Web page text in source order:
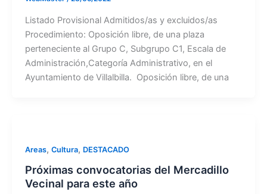
Listado Provisional Admitidos/as y excluidos/as
Procedimiento: Oposición libre, de una plaza
perteneciente al Grupo C, Subgrupo C1, Escala de
Administración,Categoría Administrativo, en el
Ayuntamiento de Villalbilla. Oposición libre, de una
Areas, Cultura, DESTACADO
Próximas convocatorias del Mercadillo
Vecinal para este año